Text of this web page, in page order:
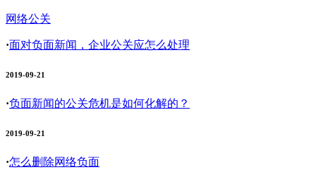
网络公关
·面对负面新闻，企业公关应怎么处理
2019-09-21
·负面新闻的公关危机是如何化解的？
2019-09-21
·怎么删除网络负面